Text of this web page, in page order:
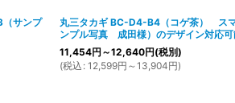
サンプ
丸三タカギ BC-D4-B4（コゲ茶） ス
ンプル写真 成田様）のデザイン対応可
11,454円 ～12,640円(税別)
(税込 : 12,599円 ～13,904円)